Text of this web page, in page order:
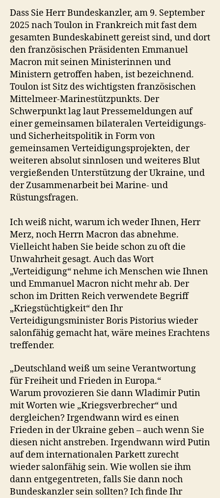
Dass Sie Herr Bundeskanzler, am 9. September
2025 nach Toulon in Frankreich mit fast dem
gesamten Bundeskabinett gereist sind, und dort
den französischen Präsidenten Emmanuel
Macron mit seinen Ministerinnen und
Ministern getroffen haben, ist bezeichnend.
Toulon ist Sitz des wichtigsten französischen
Mittelmeer-Marinestützpunkts. Der
Schwerpunkt lag laut Pressemeldungen auf
einer gemeinsamen bilateralen Verteidigungs-
und Sicherheitspolitik in Form von
gemeinsamen Verteidigungsprojekten, der
weiteren absolut sinnlosen und weiteres Blut
vergießenden Unterstützung der Ukraine, und
der Zusammenarbeit bei Marine- und
Rüstungsfragen.
Ich weiß nicht, warum ich weder Ihnen, Herr
Merz, noch Herrn Macron das abnehme.
Vielleicht haben Sie beide schon zu oft die
Unwahrheit gesagt. Auch das Wort
„Verteidigung“ nehme ich Menschen wie Ihnen
und Emmanuel Macron nicht mehr ab. Der
schon im Dritten Reich verwendete Begriff
„Kriegstüchtigkeit“ den Ihr
Verteidigungsminister Boris Pistorius wieder
salonfähig gemacht hat, wäre meines Erachtens
treffender.
„Deutschland weiß um seine Verantwortung
für Freiheit und Frieden in Europa.“
Warum provozieren Sie dann Wladimir Putin
mit Worten wie „Kriegsverbrecher“ und
dergleichen? Irgendwann wird es einen
Frieden in der Ukraine geben – auch wenn Sie
diesen nicht anstreben. Irgendwann wird Putin
auf dem internationalen Parkett zurecht
wieder salonfähig sein. Wie wollen sie ihm
dann entgegentreten, falls Sie dann noch
Bundeskanzler sein sollten? Ich finde Ihr